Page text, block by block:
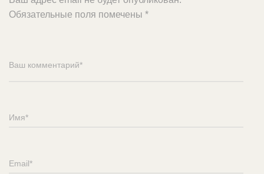
Обязательные поля помечены *